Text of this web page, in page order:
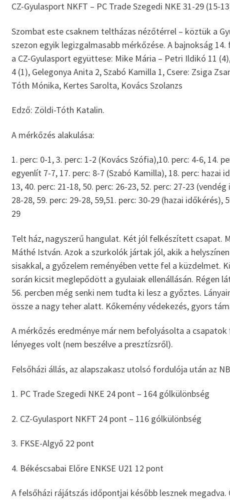
CZ-Gyulasport NKFT – PC Trade Szegedi NKE 31-29 (15-
Szombat este csaknem teltházas nézőtérrel – köztük a
szezon egyik legizgalmasabb mérkőzése. A bajnokság
a CZ-Gyulasport együttese: Mike Mária – Petri Ildikó 11
4 (1), Gelegonya Anita 2, Szabó Kamilla 1, Csere: Zsiga
Tóth Mónika, Kertes Sarolta, Kovács Szolanzs
Edző: Zöldi-Tóth Katalin.
A mérkőzés alakulása:
1. perc: 0-1, 3. perc: 1-2 (Kovács Szófia),10. perc: 4-6, 14.
egyenlít 7-7, 17. perc: 8-7 (Szabó Kamilla), 18. perc: hazai
13, 40. perc: 21-18, 50. perc: 26-23, 52. perc: 27-23
28-28, 59. perc: 29-28, 59,51. perc: 30-29 (hazai
29
Telt ház, nagyszerű hangulat. Két jól felkészített csapat.
Máthé István. Azok a szurkolók jártak jól, akik a
sisakkal, a győzelem reményében vette fel a küzdelmet.
során kicsit meglepődött a gyulaiak ellenállásán. Régen
56. percben még senki nem tudta ki lesz a győztes.
össze a nagy teher alatt. Kőkemény védekezés, gyors
A mérkőzés eredménye már nem befolyásolta a
lényeges volt (nem beszélve a presztízsről).
Felsőházi állás, az alapszakasz utolsó fordulója után az
1. PC Trade Szegedi NKE 24 pont – 164 gólkülönbség
2. CZ-Gyulasport NKFT 24 pont – 116 gólkülönbség
3. FKSE-Algyő 22 pont
4. Békéscsabai Előre ENKSE U21 12 pont
A felsőházi rájátszás időpontjai később lesznek